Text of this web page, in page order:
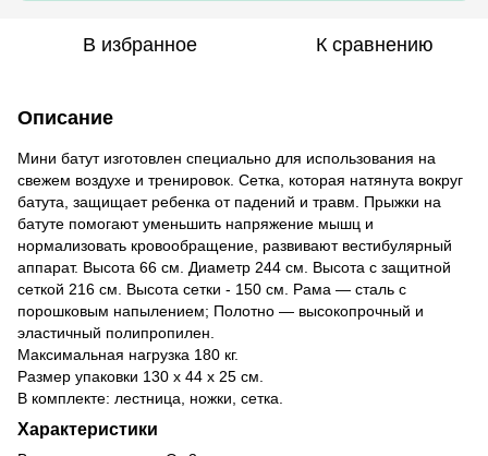
В избранное К сравнению
Описание
Мини батут изготовлен специально для использования на
свежем воздухе и тренировок. Сетка, которая натянута вокруг
батута, защищает ребенка от падений и травм. Прыжки на
батуте помогают уменьшить напряжение мышц и
нормализовать кровообращение, развивают вестибулярный
аппарат. Высота 66 см. Диаметр 244 см. Высота с защитной
сеткой 216 см. Высота сетки - 150 см. Рама — сталь с
порошковым напылением; Полотно — высокопрочный и
эластичный полипропилен.
Максимальная нагрузка 180 кг.
Размер упаковки 130 х 44 х 25 см.
В комплекте: лестница, ножки, сетка.
Характеристики